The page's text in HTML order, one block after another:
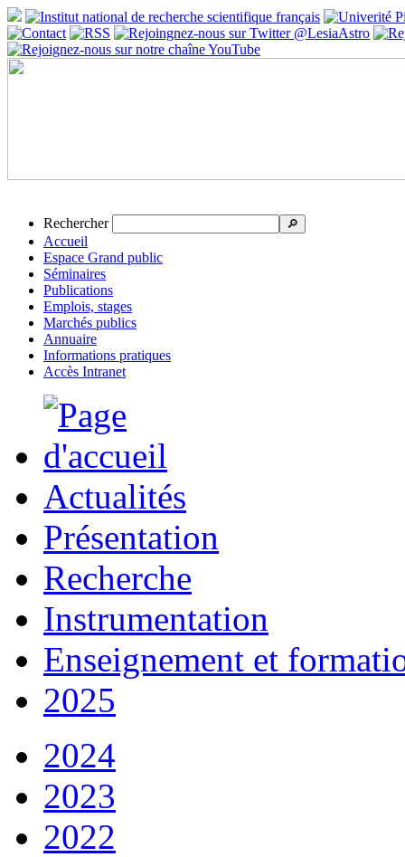
Rechercher 🔎
Accueil
Espace Grand public
Séminaires
Publications
Emplois, stages
Marchés publics
Annuaire
Informations pratiques
Accès Intranet
Actualités
Présentation
Recherche
Instrumentation
Enseignement et
2025
2024
2023
2022